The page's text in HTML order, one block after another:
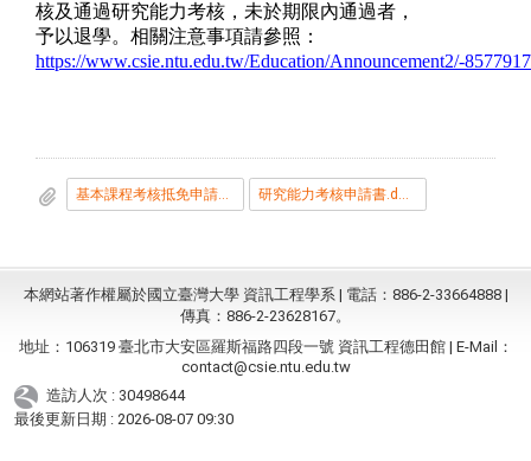
核及通過研究能力考核，未於期限內通過者，
予以退學。相關注意事項請參照：
https://www.csie.ntu.edu.tw/Education/Announcement2/-
基本課程考核抵免申請書.docx 研究能力考核申請書.docx
本網站著作權屬於國立臺灣大學 資訊工程學系 | 電話：886-2-33664888 |
傳真：886-2-23628167。
地址：106319 臺北市大安區羅斯福路四段一號 資訊工程德田館 | E-Mail：
contact@csie.ntu.edu.tw
造訪人次 : 30498644
最後更新日期 :2026-08-07 09:30